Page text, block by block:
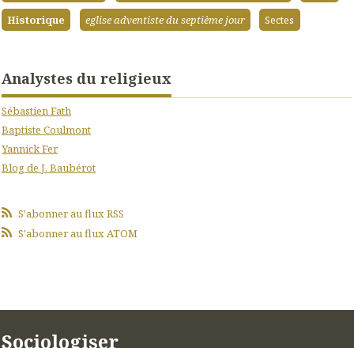
Historique
eglise adventiste du septième jour Sectes
Analystes du religieux
Sébastien Fath
Baptiste Coulmont
Yannick Fer
Blog de J. Baubérot
S'abonner au flux RSS
S'abonner au flux ATOM
Sociologiser